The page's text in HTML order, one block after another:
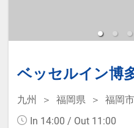
ベッセルイン博
九州 福岡県 福岡
In 14:00 / Out 11:00